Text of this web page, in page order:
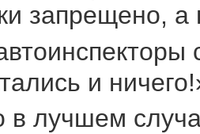
запрещено,
и
случае,